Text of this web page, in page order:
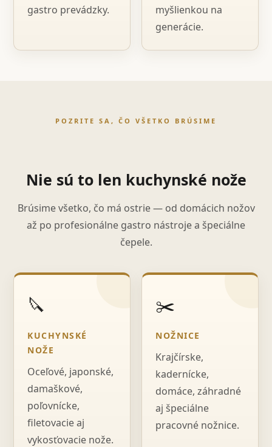
gastro prevádzky.
myšlienkou na
generácie.
POZRITE SA, ČO VŠETKO BRÚSIME
Nie sú to len kuchynské nože
Brúsime všetko, čo má ostrie — od domácich nožov
až po profesionálne gastro nástroje a špeciálne
čepele.
🔪
KUCHYNSKÉ
NOŽE
Oceľové, japonské,
damaškové,
poľovnícke,
filetovacie aj
vykosťovacie nože.
✂️
NOŽNICE
Krajčírske,
kadernícke,
domáce, záhradné
aj špeciálne
pracovné nožnice.